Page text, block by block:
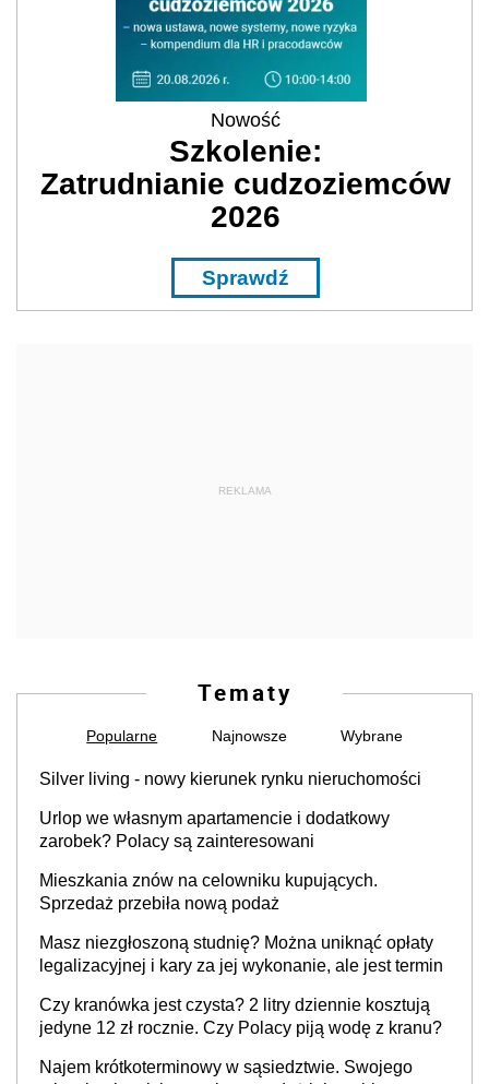
Nowość
Szkolenie:
Zatrudnianie cudzoziemców
2026
Sprawdź
REKLAMA
Tematy
Popularne Najnowsze Wybrane
Silver living - nowy kierunek rynku nieruchomości
Urlop we własnym apartamencie i dodatkowy
zarobek? Polacy są zainteresowani
Mieszkania znów na celowniku kupujących.
Sprzedaż przebiła nową podaż
Masz niezgłoszoną studnię? Można uniknąć opłaty
legalizacyjnej i kary za jej wykonanie, ale jest termin
Czy kranówka jest czysta? 2 litry dziennie kosztują
jedyne 12 zł rocznie. Czy Polacy piją wodę z kranu?
Najem krótkoterminowy w sąsiedztwie. Swojego